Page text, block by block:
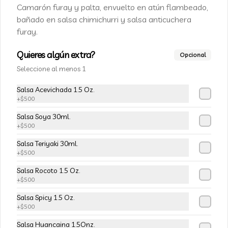
cebollín, envuelto en palta
Queso crema, champiñon furay y
cebollín frito en tempura.
$5.490$6.490
115-Vivian Rolls
Palta, champiñon furay, cebollín,
salsa teriyaki, cubierto de mix de papas
nativas
Camarón furay y palta, envuelto en atún flambeado,
bañado en salsa chimichurri y salsa anticuchera
furay.
Quieres algún extra? Opcional
Seleccione al menos 1
Salsa Acevichada 1.5 Oz.
+$500
Salsa Soya 30ml.
+$500
Salsa Teriyaki 30ml.
+$500
Salsa Rocoto 1.5 Oz.
+$500
Salsa Spicy 1.5 Oz.
+$500
Salsa Huancaina 1.5Onz.